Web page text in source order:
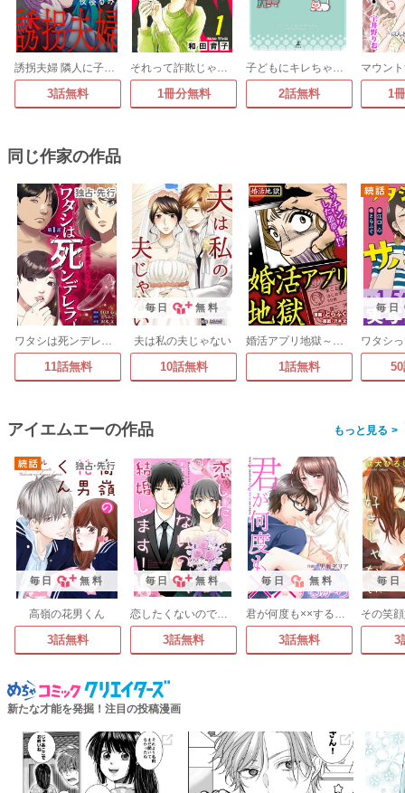
誘拐夫婦 隣人に子供を攫われました
3話無料
それって詐欺じゃないですか【分冊版】
1冊分無料
子どもにキレちゃう夫をなんとかしたい!
2話無料 1
同じ作家の作品
ワタシは死ンデレラ-ガラスの靴が入らない-
11話無料
毎日 無料
夫は私の夫じゃない
10話無料
婚活アプリ地獄～婚活地獄シリーズ
1話無料
毎日
アイエムエーの作品 >
毎日 無料
高嶺の花男くん
3話無料
毎日 無料
恋したくないので、結婚します!
3話無料
毎日 無料
君が何度も××するから
3話無料
毎日
3
新たな才能を発掘！注目の投稿漫画